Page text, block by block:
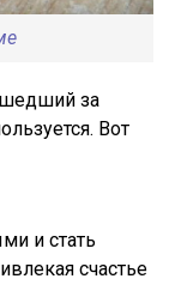
за
Вот
и стать
счастье